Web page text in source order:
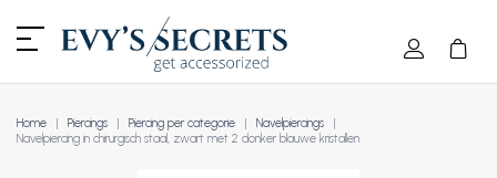
Home Piercings Piercing per categorie
Navelpiercings
Navelpiercing in chirurgisch staal, zwart met 2 donker blauwe kristallen